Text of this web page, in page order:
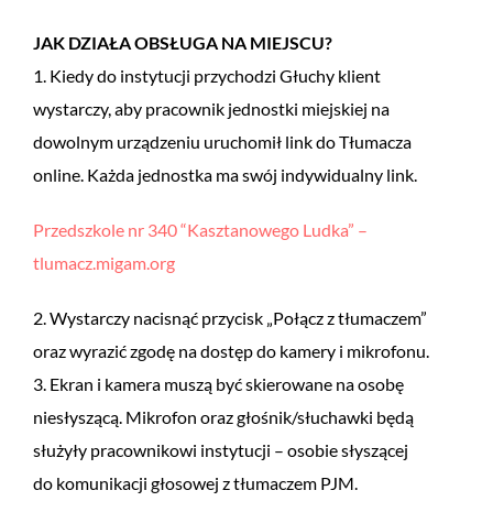
JAK DZIAŁA OBSŁUGA NA MIEJSCU?
1. Kiedy do instytucji przychodzi Głuchy klient
wystarczy, aby pracownik jednostki miejskiej na
dowolnym urządzeniu uruchomił link do Tłumacza
online. Każda jednostka ma swój indywidualny link.
Przedszkole nr 340 “Kasztanowego Ludka” –
tlumacz.migam.org
2. Wystarczy nacisnąć przycisk „Połącz z tłumaczem”
oraz wyrazić zgodę na dostęp do kamery i mikrofonu.
3. Ekran i kamera muszą być skierowane na osobę
niesłyszącą. Mikrofon oraz głośnik/słuchawki będą
służyły pracownikowi instytucji – osobie słyszącej
do komunikacji głosowej z tłumaczem PJM.